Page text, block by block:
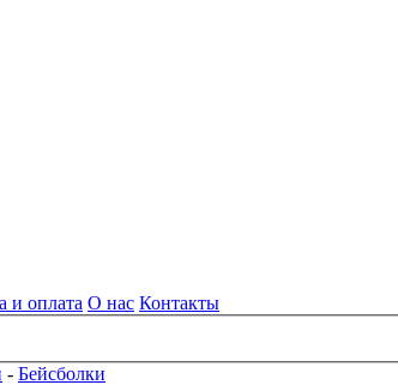
и оплата О нас Контакты
- Бейсболки